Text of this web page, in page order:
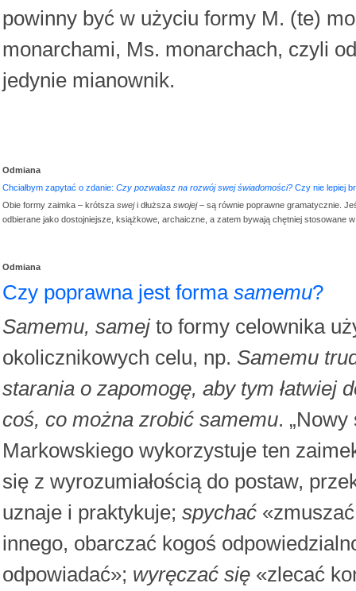
powinny być w użyciu formy M. (te)
monarchami, Ms. monarchach, czyli
jedynie mianownik.
Odmiana
Chciałbym zapytać o zdanie: Czy pozwalasz na rozwój swej świadomości? Czy nie lepiej
Obie formy zaimka – krótsza sweji dłuższa swojej– są równie poprawne gramatycznie.
odbierane jako dostojniejsze, książkowe, archaiczne, a zatem bywają chętniej
Odmiana
Czy poprawna jest forma samemu?
Samemu, samejto formy celownika
okolicznikowych celu, np. Samemu
starania o zapomogę, aby tym łatwiej
coś, co można zrobić samemu.
Markowskiego wykorzystuje ten
się z wyrozumiałością do postaw,
uznaje i praktykuje; spychać
innego, obarczać kogoś
odpowiadać»; wyręczać się «zlecać